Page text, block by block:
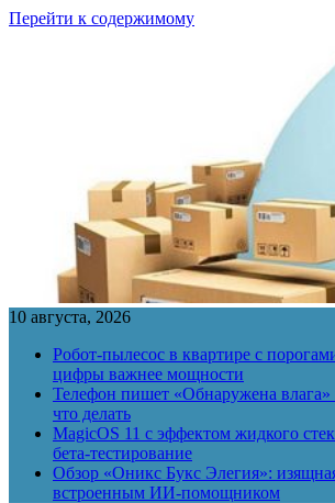
Перейти к содержимому
10 августа, 2026
Робот-пылесос в квартире с
цифры важнее мощности
Телефон пишет «Обнаружена влага»
что делать
MagicOS 11 с эффектом жидкого
бета-тестирование
Обзор «Оникс Букс Элегия»:
встроенным ИИ-помощником